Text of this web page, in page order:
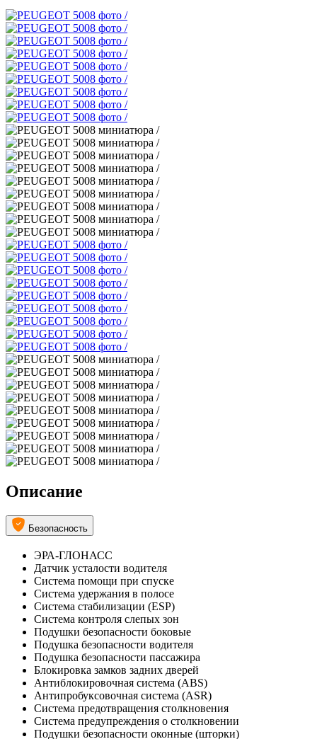
Описание
Безопасность
ЭРА-ГЛОНАСС
Датчик усталости водителя
Система помощи при спуске
Система удержания в полосе
Система стабилизации (ESP)
Система контроля слепых зон
Подушки безопасности боковые
Подушка безопасности водителя
Подушка безопасности пассажира
Блокировка замков задних дверей
Антиблокировочная система (ABS)
Антипробуксовочная система (ASR)
Система предотвращения столкновения
Система предупреждения о столкновении
Подушки безопасности оконные (шторки)